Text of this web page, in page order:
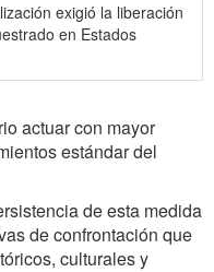
exigió la liberación
en Estados
actuar con mayor
estándar del
de esta medida
de confrontación que
culturales y